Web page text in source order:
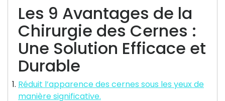
Les 9 Avantages de la
Chirurgie des Cernes :
Une Solution Efficace et
Durable
Réduit l’apparence des cernes sous les yeux de
manière significative.